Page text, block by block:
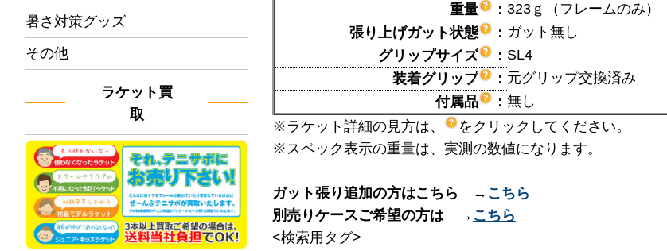
暑さ対策グッズ
その他
ラケット買
取
重量
： 323ｇ（フレームのみ）
張り上げガット状態
： ガット無し
グリップサイズ
： SL4
装着グリップ
： 元グリップ交換済み
付属品
： 無し
※ラケット詳細の見方は、
をクリックしてください。
※スペック表示の重量は、実測の数値になります。
ガット張り追加の方はこちら → こちら
別売りケースご希望の方は → こちら
<検索用タグ>